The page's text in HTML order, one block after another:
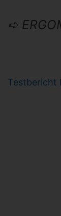
➪
Testbericht